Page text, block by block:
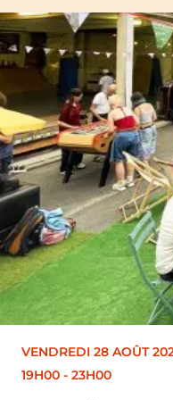
VENDREDI 28 AOÛT
19H30